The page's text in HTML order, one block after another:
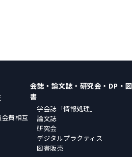
費相互
会誌・論文誌・研究会・DP・図
書
学会誌「情報処理」
論文誌
研究会
デジタルプラクティス
図書販売